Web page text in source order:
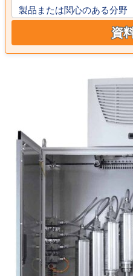
製品または関心のある分野
資